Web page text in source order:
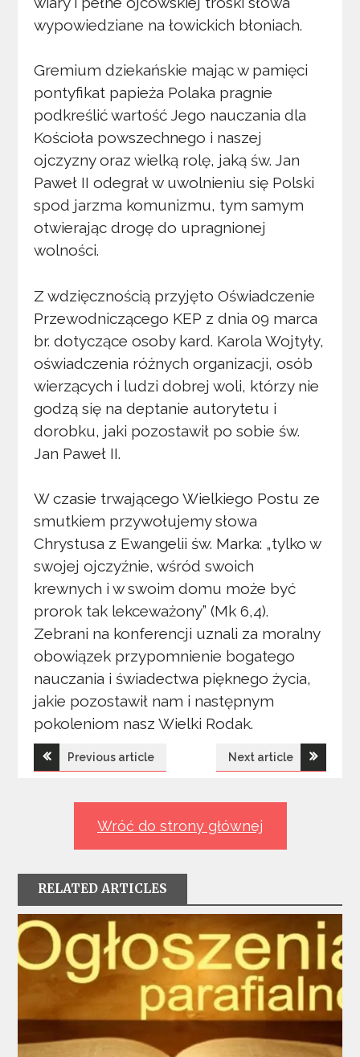
wypowiedziane na łowickich błoniach.
Gremium dziekańskie mając w pamięci
pontyfikat papieża Polaka pragnie
podkreślić wartość Jego nauczania dla
Kościoła powszechnego i naszej
ojczyzny oraz wielką rolę, jaką św. Jan
Paweł II odegrał w uwolnieniu się Polski
spod jarzma komunizmu, tym samym
otwierając drogę do upragnionej
wolności.
Z wdzięcznością przyjęto Oświadczenie
Przewodniczącego KEP z dnia 09 marca
br. dotyczące osoby kard. Karola Wojtyły,
oświadczenia różnych organizacji, osób
wierzących i ludzi dobrej woli, którzy nie
godzą się na deptanie autorytetu i
dorobku, jaki pozostawił po sobie św.
Jan Paweł II.
W czasie trwającego Wielkiego Postu ze
smutkiem przywołujemy słowa
Chrystusa z Ewangelii św. Marka: „tylko w
swojej ojczyźnie, wśród swoich
krewnych i w swoim domu może być
prorok tak lekceważony” (Mk 6,4).
Zebrani na konferencji uznali za moralny
obowiązek przypomnienie bogatego
nauczania i świadectwa pięknego życia,
jakie pozostawił nam i następnym
pokoleniom nasz Wielki Rodak.
Nawigacja
Previous article Next article
Wróć do strony głównej
RELATED ARTICLES